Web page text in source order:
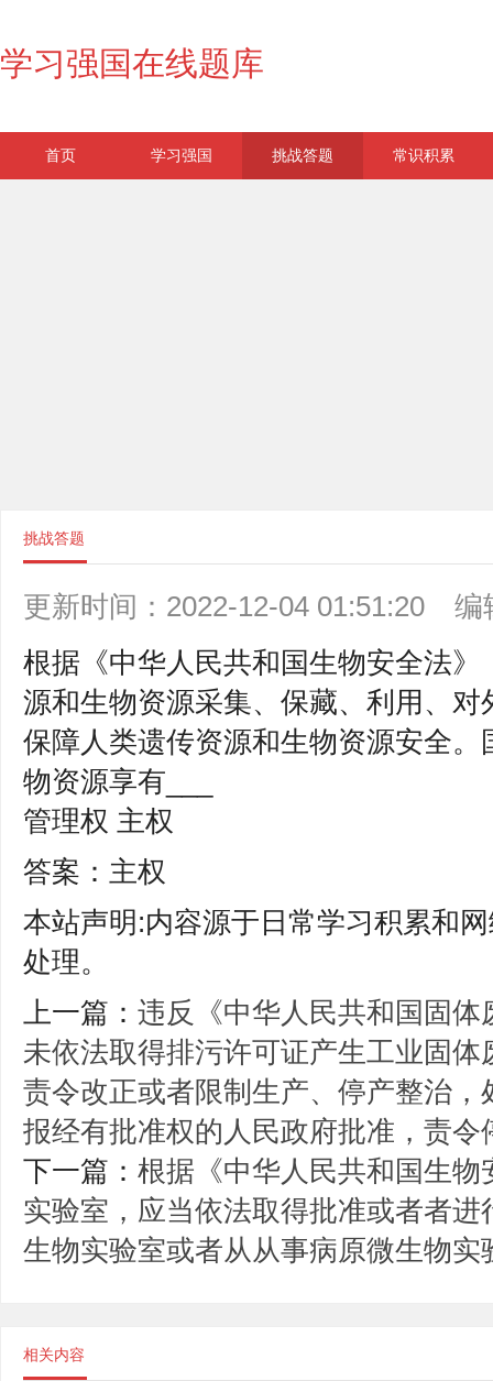
学习强国在线题库
首页 学习强国 挑战答题 常识积累
挑战答题
更新时间：2022-12-04 01:51:20
编
根据《中华人民共和国生物安全法
源和生物资源采集、保藏、利用、
保障人类遗传资源和生物资源安全
物资源享有___
管理权 主权
答案：主权
本站声明:内容源于日常学习积累和
处理。
上一篇： 违反《中华人民共和国固
未依法取得排污许可证产生工业固
责令改正或者限制生产、停产整治
报经有批准权的人民政府批准，责令
下一篇： 根据《中华人民共和国生
实验室，应当依法取得批准或者者
生物实验室或者从从事病原微生物实
相关内容